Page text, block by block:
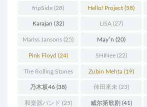
(37)
fripSide (28) Hello! Project (58)
Karajan (32) LiSA(27)
Mariss Jansons (25) May′n (20)
Pink Floyd (24) SHINee(22)
The Rolling Stones
(30)
Zubin Mehta(19)
乃木坂46(38) 倖田來未 (23)
和楽器バンド (25) 威尔第歌剧 (41)